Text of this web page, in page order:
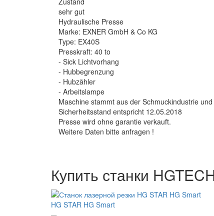
sehr gut
Hydraulische Presse
Marke: EXNER GmbH & Co KG
Type: EX40S
Presskraft: 40 to
- Sick Lichtvorhang
- Hubbegrenzung
- Hubzähler
- Arbeitslampe
Maschine stammt aus der Schmuckindustrie
Sicherheitsstand entspricht 12.05.2018
Presse wird ohne garantie verkauft.
Weitere Daten bitte anfragen !
Купить станки
HG STAR HG Smart